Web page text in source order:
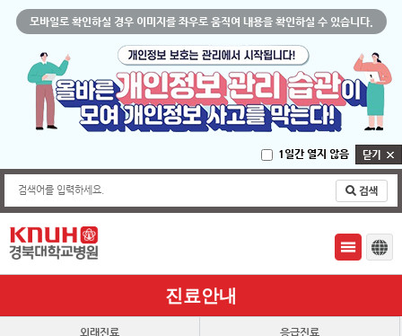
모바일로 확인하실 경우 이미지를 좌우로 움직여 내용을 확인하실 수 있습니다.
1일간 열지 않음
검색어를 입력하세요.
진료안내
외래진료 응급진료